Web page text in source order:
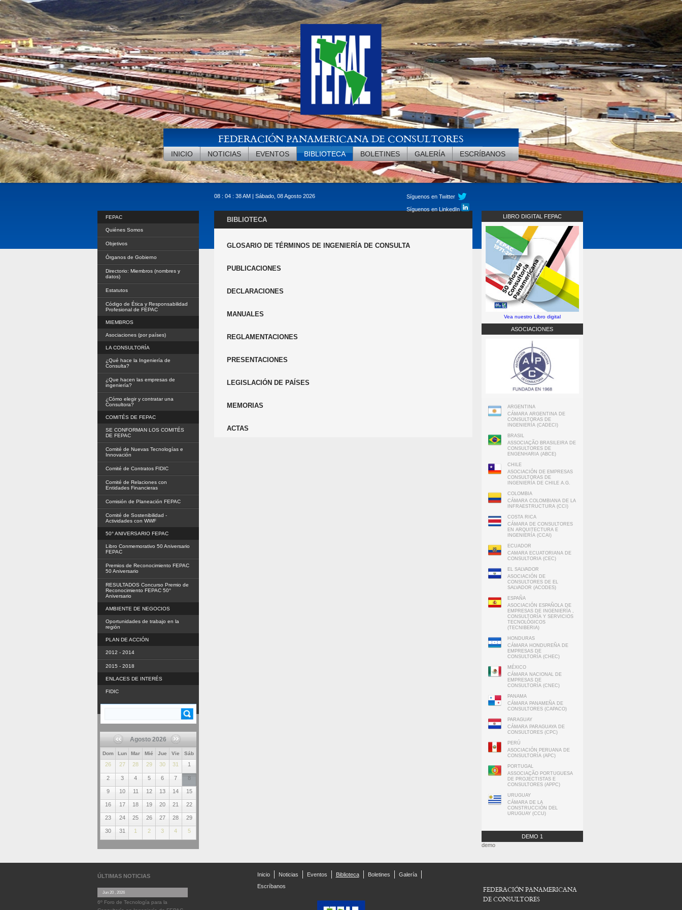
Pasar al contenido principal
FEDERACIÓN PANAMERICANA DE CONSULTORES
INICIO NOTICIAS EVENTOS BIBLIOTECA BOLETINES GALERÍA ESCRÍBANOS
08 : 04 : 39 AM | Sábado, 08 Agosto 2026 Síguenos en Twitter
Síguenos en LinkedIn
BIBLIOTECA
GLOSARIO DE TÉRMINOS DE INGENIERÍA DE CONSULTA
PUBLICACIONES
DECLARACIONES
MANUALES
REGLAMENTACIONES
PRESENTACIONES
LEGISLACIÓN DE PAÍSES
MEMORIAS
ACTAS
FEPAC
Quiénes Somos
Objetivos
Órganos de Gobierno
Directorio: Miembros (nombres y
datos)
Estatutos
Código de Ética y Responsabilidad
Profesional de FEPAC
MIEMBROS
Asociaciones (por países)
LA CONSULTORÍA
¿Qué hace la Ingeniería de
Consulta?
¿Que hacen las empresas de
ingeniería?
¿Cómo elegir y contratar una
Consultora?
COMITÉS DE FEPAC
SE CONFORMAN LOS COMITÉS
DE FEPAC
Comité de Nuevas Tecnologías e
Innovación
Comité de Contratos FIDIC
Comité de Relaciones con
Entidades Financieras
Comisión de Planeación FEPAC
Comité de Sostenibilidad -
Actividades con WWF
50° ANIVERSARIO FEPAC
Libro Conmemorativo 50 Aniversario
FEPAC
Premios de Reconocimiento FEPAC
50 Aniversario
RESULTADOS Concurso Premio de
Reconocimiento FEPAC 50°
Aniversario
AMBIENTE DE NEGOCIOS
Oportunidades de trabajo en la
región
PLAN DE ACCIÓN
2012 - 2014
2015 - 2018
ENLACES DE INTERÉS
FIDIC
BÚSQUEDA
Agosto 2026
Dom Lun Mar Mié Jue Vie Sáb
26 27 28 29 30 31 1
2 3 4 5 6 7 8
9 10 11 12 13 14 15
16 17 18 19 20 21 22
23 24 25 26 27 28 29
30 31 1 2 3 4 5
LIBRO DIGITAL FEPAC
Vea nuestro Libro digital
ASOCIACIONES
ARGENTINA
CÁMARA ARGENTINA DE
CONSULTORAS DE
INGENIERÍA (CADECI)
BRASIL
ASSOCIAÇÃO BRASILEIRA DE
CONSULTORES DE
ENGENHARIA (ABCE)
CHILE
ASOCIACIÓN DE EMPRESAS
CONSULTORAS DE
INGENIERÍA DE CHILE A.G.
COLOMBIA
CÁMARA COLOMBIANA DE LA
INFRAESTRUCTURA (CCI)
COSTA RICA
CÁMARA DE CONSULTORES
EN ARQUITECTURA E
INGENIERÍA (CCAI)
ECUADOR
CAMARA ECUATORIANA DE
CONSULTORIA (CEC)
EL SALVADOR
ASOCIACIÓN DE
CONSULTORES DE EL
SALVADOR (ACODES)
ESPAÑA
ASOCIACIÓN ESPAÑOLA DE
EMPRESAS DE INGENIERÍA ,
CONSULTORÍA Y SERVICIOS
TECNOLÓGICOS
(TECNIBERIA)
HONDURAS
CÁMARA HONDUREÑA DE
EMPRESAS DE
CONSULTORÍA (CHEC)
MÉXICO
CÁMARA NACIONAL DE
EMPRESAS DE
CONSULTORÍA (CNEC)
PANAMA
CÁMARA PANAMEÑA DE
CONSULTORES (CAPACO)
PARAGUAY
CÁMARA PARAGUAYA DE
CONSULTORES (CPC)
PERÚ
ASOCIACIÓN PERUANA DE
CONSULTORÍA (APC)
PORTUGAL
ASSOCIAÇÃO PORTUGUESA
DE PROJECTISTAS E
CONSULTORES (APPC)
URUGUAY
CÁMARA DE LA
CONSTRUCCIÓN DEL
URUGUAY (CCU)
DEMO 1
demo
FEDERACIÓN PANAMERICANA
DE CONSULTORES
ÚLTIMAS NOTICIAS
Jun 20 , 2026
6º Foro de Tecnología para la
Inicio Noticias Eventos Biblioteca Boletines
Galería
Escríbanos